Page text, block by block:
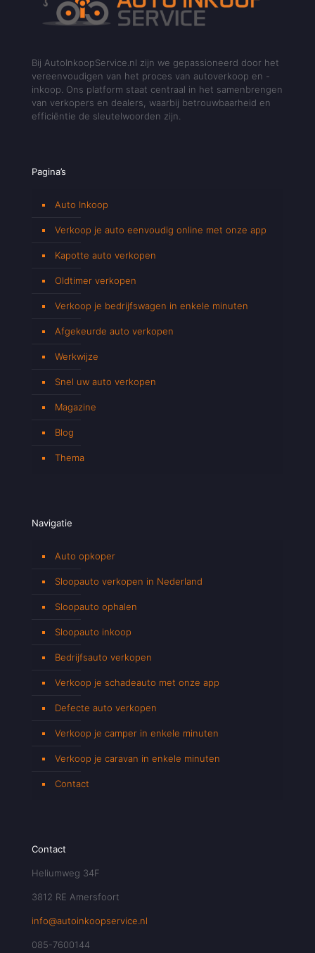
Bij AutoInkoopService.nl zijn we gepassioneerd door het
vereenvoudigen van het proces van autoverkoop en -
inkoop. Ons platform staat centraal in het samenbrengen
van verkopers en dealers, waarbij betrouwbaarheid en
efficiëntie de sleutelwoorden zijn.
Pagina’s
Auto Inkoop
Verkoop je auto eenvoudig online met onze app
Kapotte auto verkopen
Oldtimer verkopen
Verkoop je bedrijfswagen in enkele minuten
Afgekeurde auto verkopen
Werkwijze
Snel uw auto verkopen
Magazine
Blog
Thema
Navigatie
Auto opkoper
Sloopauto verkopen in Nederland
Sloopauto ophalen
Sloopauto inkoop
Bedrijfsauto verkopen
Verkoop je schadeauto met onze app
Defecte auto verkopen
Verkoop je camper in enkele minuten
Verkoop je caravan in enkele minuten
Contact
Contact
Heliumweg 34F
3812 RE Amersfoort
info@autoinkoopservice.nl
085-7600144